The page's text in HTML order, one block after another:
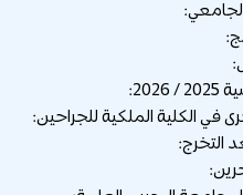
في الكلية الملكية للجراحين:
التخرج: